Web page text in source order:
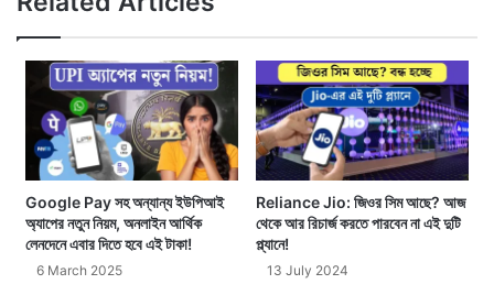
Google Pay সহ অন্যান্য ইউপিআই
অ্যাপের নতুন নিয়ম, অনলাইন আর্থিক
লেনদেনে এবার দিতে হবে এই টাকা!
6 March 2025
Reliance Jio: জিওর সিম আছে? আজ
থেকে আর রিচার্জ করতে পারবেন না এই দুটি
প্ল্যানে!
13 July 2024